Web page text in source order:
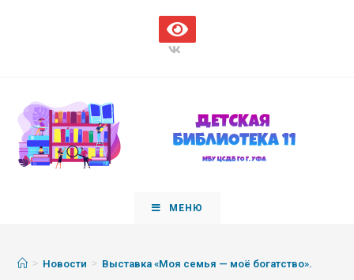
МЕНЮ
> Новости > Выставка «Моя семья — моё богатство».